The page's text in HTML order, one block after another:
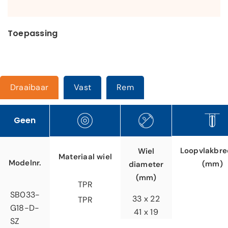
Toepassing
Draaibaar Vast Rem
Geen
Modelnr.
SB033-
G18-D-
SZ
Materiaal wiel
TPR
TPR
Wiel
diameter
(mm)
33 x 22
41 x 19
(mm)